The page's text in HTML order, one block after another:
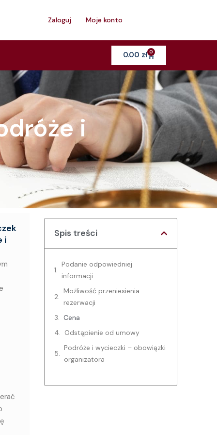
Zaloguj Moje konto
0.00 zł 0Cart
i
i
Spis treści
Podanie odpowiedniej
informacji
Możliwość przeniesienia
rezerwacji
Cena
Odstąpienie od umowy
Podróże i wycieczki – obowiązki
organizatora